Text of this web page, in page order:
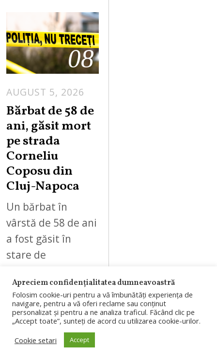
08
AUGUST 5, 2026
Bărbat de 58 de
ani, găsit mort
pe strada
Corneliu
Coposu din
Cluj-Napoca
Un bărbat în
vârstă de 58 de ani
a fost găsit în
stare de
dimineață, 4
august 2026, pe
strada…
Apreciem confidențialitatea dumneavoastră
Folosim cookie-uri pentru a vă îmbunătăți experiența de
navigare, pentru a vă oferi reclame sau conținut
personalizat și pentru a ne analiza traficul. Făcând clic pe
„Accept toate”, sunteți de acord cu utilizarea cookie-urilor.
Cookie setari
Accept